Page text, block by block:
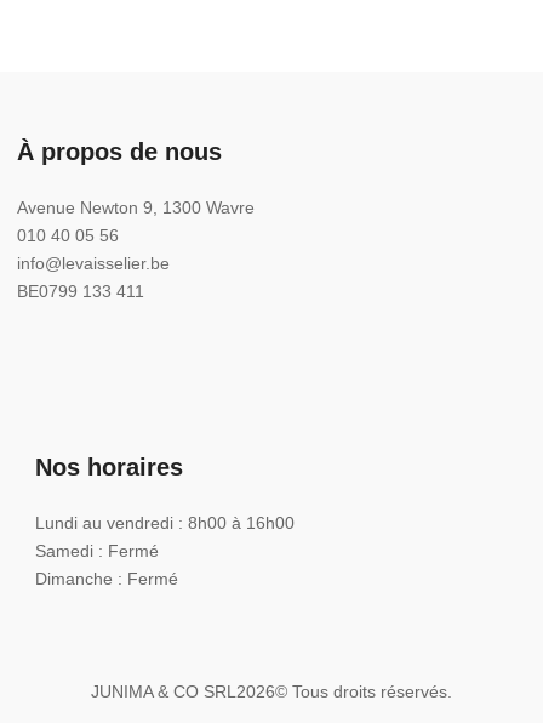
À propos de nous
Avenue Newton 9, 1300 Wavre
010 40 05 56
info@levaisselier.be
BE0799 133 411
Nos horaires
Lundi au vendredi : 8h00 à 16h00
Samedi : Fermé
Dimanche : Fermé
JUNIMA & CO SRL 2026© Tous droits réservés.